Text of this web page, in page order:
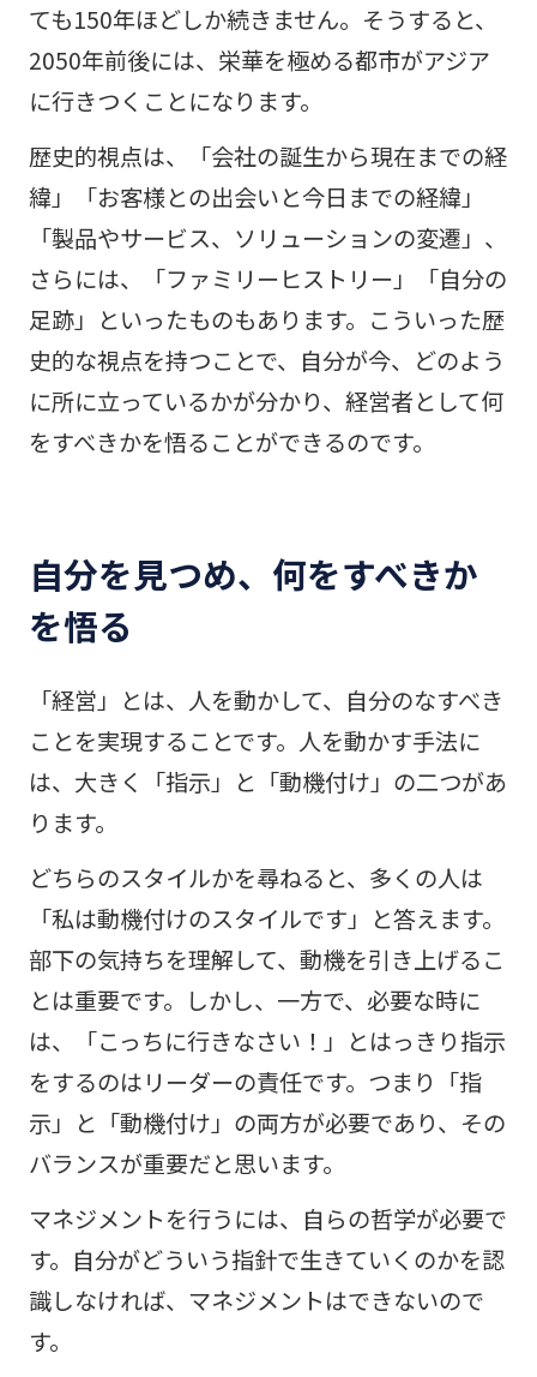
ても150年ほどしか続きません。そうすると、
2050年前後には、栄華を極める都市がアジア
に行きつくことになります。
歴史的視点は、「会社の誕生から現在までの経
緯」「お客様との出会いと今日までの経緯」
「製品やサービス、ソリューションの変遷」、
さらには、「ファミリーヒストリー」「自分の
足跡」といったものもあります。こういった歴
史的な視点を持つことで、自分が今、どのよう
に所に立っているかが分かり、経営者として何
をすべきかを悟ることができるのです。
自分を見つめ、何をすべきか
を悟る
「経営」とは、人を動かして、自分のなすべき
ことを実現することです。人を動かす手法に
は、大きく「指示」と「動機付け」の二つがあ
ります。
どちらのスタイルかを尋ねると、多くの人は
「私は動機付けのスタイルです」と答えます。
部下の気持ちを理解して、動機を引き上げるこ
とは重要です。しかし、一方で、必要な時に
は、「こっちに行きなさい！」とはっきり指示
をするのはリーダーの責任です。つまり「指
示」と「動機付け」の両方が必要であり、その
バランスが重要だと思います。
マネジメントを行うには、自らの哲学が必要で
す。自分がどういう指針で生きていくのかを認
識しなければ、マネジメントはできないので
す。